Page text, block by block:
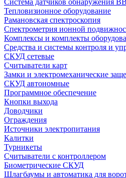
Cистема датчиков обнаружения ВВ
Тепловизионное оборудование
Рамановская спектроскопия
Спектрометрия ионной
Комплексы и комплекты
Средства и системы контроля и
СКУД сетевые
Считыватели карт
Замки и электромеханические
СКУД автономные
Программное обеспечение
Кнопки выхода
Доводчики
Ограждения
Источники электропитания
Калитки
Турникеты
Считыватели с контроллером
Биометрические СКУД
Шлагбаумы и автоматика для